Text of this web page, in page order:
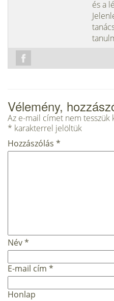
és a
Vélemény,
Az e-mail címet nem tesszük
* karakterrel jelöltük
Hozzászólás *
Név*
E-mail cím *
Honlap